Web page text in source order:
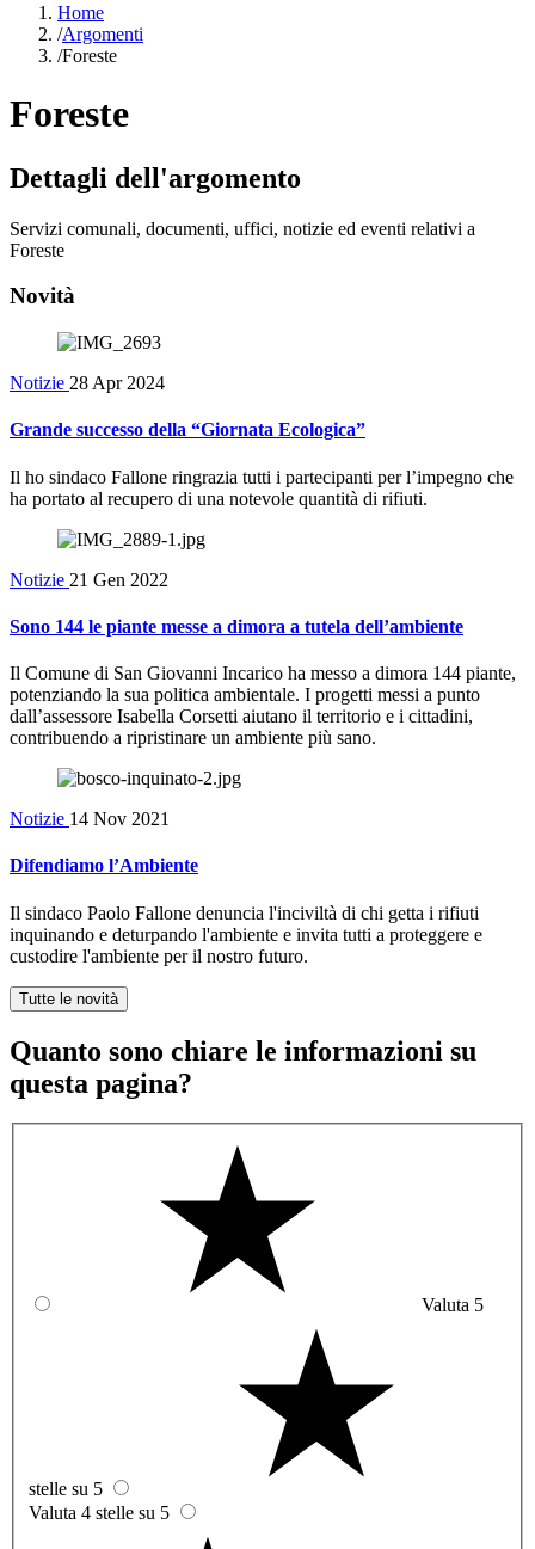
Home
/Argomenti
/Foreste
Foreste
Dettagli dell'argomento
Servizi comunali, documenti, uffici, notizie ed eventi relativi a
Foreste
Novità
Notizie 28 Apr 2024
Grande successo della “Giornata Ecologica”
Il ho sindaco Fallone ringrazia tutti i partecipanti per l’impegno che
ha portato al recupero di una notevole quantità di rifiuti.
Notizie 21 Gen 2022
Sono 144 le piante messe a dimora a tutela dell’ambiente
Il Comune di San Giovanni Incarico ha messo a dimora 144 piante,
potenziando la sua politica ambientale. I progetti messi a punto
dall’assessore Isabella Corsetti aiutano il territorio e i cittadini,
contribuendo a ripristinare un ambiente più sano.
Notizie 14 Nov 2021
Difendiamo l’Ambiente
Il sindaco Paolo Fallone denuncia l'inciviltà di chi getta i rifiuti
inquinando e deturpando l'ambiente e invita tutti a proteggere e
custodire l'ambiente per il nostro futuro.
Tutte le novità
Quanto sono chiare le informazioni su
questa pagina?
Valuta 5
stelle su 5
Valuta 4 stelle su 5